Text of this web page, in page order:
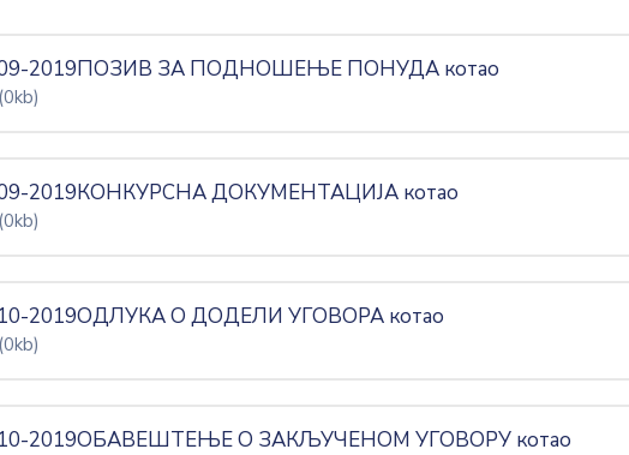
2019ПОЗИВ ЗА ПОДНОШЕЊЕ ПОНУДА котао
(0kb)
2019КОНКУРСНА ДОКУМЕНТАЦИЈА котао
(0kb)
2019ОДЛУКА О ДОДЕЛИ УГОВОРА котао
(0kb)
2019ОБАВЕШТЕЊЕ О ЗАКЉУЧЕНОМ УГОВОРУ котао